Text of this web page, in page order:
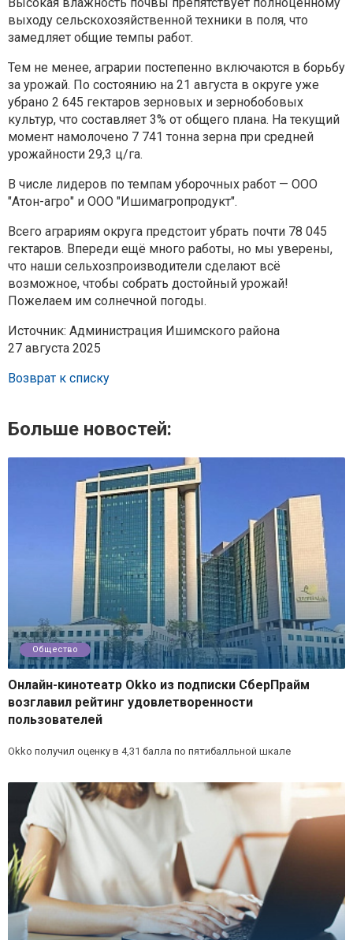
выходу сельскохозяйственной техники в поля, что
замедляет общие темпы работ.
Тем не менее, аграрии постепенно включаются в борьбу
за урожай. По состоянию на 21 августа в округе уже
убрано 2 645 гектаров зерновых и зернобобовых
культур, что составляет 3% от общего плана. На текущий
момент намолочено 7 741 тонна зерна при средней
урожайности 29,3 ц/га.
В числе лидеров по темпам уборочных работ — ООО
"Атон-агро" и ООО "Ишимагропродукт".
Всего аграриям округа предстоит убрать почти 78 045
гектаров. Впереди ещё много работы, но мы уверены,
что наши сельхозпроизводители сделают всё
возможное, чтобы собрать достойный урожай!
Пожелаем им солнечной погоды.
Источник: Администрация Ишимского района
27 августа 2025
Возврат к списку
Больше новостей:
Общество
Онлайн-кинотеатр Okko из подписки СберПрайм
возглавил рейтинг удовлетворенности
пользователей
Okko получил оценку в 4,31 балла по пятибалльной шкале